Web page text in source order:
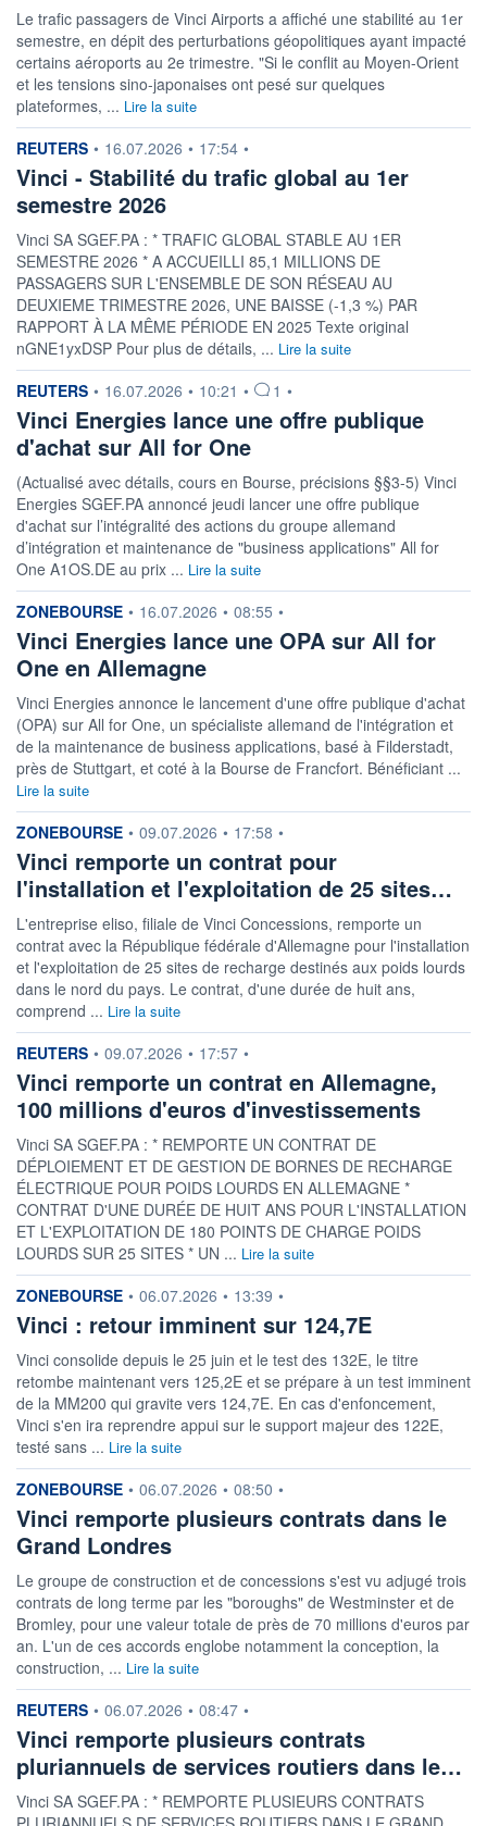
Le trafic passagers de Vinci Airports a affiché une stabilité au 1er
semestre, en dépit des perturbations géopolitiques ayant impacté
certains aéroports au 2e trimestre. "Si le conflit au Moyen-Orient
et les tensions sino-japonaises ont pesé sur quelques
plateformes, ... Lire la suite
information fournie par
REUTERS • 16.07.2026 • 17:54 •
Vinci - Stabilité du trafic global au 1er
semestre 2026
Vinci SA SGEF.PA : * TRAFIC GLOBAL STABLE AU 1ER
SEMESTRE 2026 * A ACCUEILLI 85,1 MILLIONS DE
PASSAGERS SUR L'ENSEMBLE DE SON RÉSEAU AU
DEUXIEME TRIMESTRE 2026, UNE BAISSE (-1,3 %) PAR
RAPPORT À LA MÊME PÉRIODE EN 2025 Texte original
nGNE1yxDSP Pour plus de détails, ... Lire la suite
information fournie par
REUTERS • 16.07.2026 • 10:21 • 1 •
Vinci Energies lance une offre publique
d'achat sur All for One
(Actualisé avec détails, cours en Bourse, précisions §§3-5) Vinci
Energies SGEF.PA annoncé jeudi lancer une offre publique
d'achat sur l’intégralité des actions du groupe allemand
d’intégration et maintenance de "business applications" All for
One A1OS.DE au prix ... Lire la suite
information fournie par
ZONEBOURSE • 16.07.2026 • 08:55 •
Vinci Energies lance une OPA sur All for
One en Allemagne
Vinci Energies annonce le lancement d'une offre publique d'achat
(OPA) sur All for One, un spécialiste allemand de l'intégration et
de la maintenance de business applications, basé à Filderstadt,
près de Stuttgart, et coté à la Bourse de Francfort. Bénéficiant ...
Lire la suite
information fournie par
ZONEBOURSE • 09.07.2026 • 17:58 •
Vinci remporte un contrat pour
l'installation et l'exploitation de 25 sites…
L'entreprise eliso, filiale de Vinci Concessions, remporte un
contrat avec la République fédérale d'Allemagne pour l'installation
et l'exploitation de 25 sites de recharge destinés aux poids lourds
dans le nord du pays. Le contrat, d'une durée de huit ans,
comprend ... Lire la suite
information fournie par
REUTERS • 09.07.2026 • 17:57 •
Vinci remporte un contrat en Allemagne,
100 millions d'euros d'investissements
Vinci SA SGEF.PA : * REMPORTE UN CONTRAT DE
DÉPLOIEMENT ET DE GESTION DE BORNES DE RECHARGE
ÉLECTRIQUE POUR POIDS LOURDS EN ALLEMAGNE *
CONTRAT D'UNE DURÉE DE HUIT ANS POUR L'INSTALLATION
ET L'EXPLOITATION DE 180 POINTS DE CHARGE POIDS
LOURDS SUR 25 SITES * UN ... Lire la suite
information fournie par
ZONEBOURSE • 06.07.2026 • 13:39 •
Vinci : retour imminent sur 124,7E
Vinci consolide depuis le 25 juin et le test des 132E, le titre
retombe maintenant vers 125,2E et se prépare à un test imminent
de la MM200 qui gravite vers 124,7E. En cas d'enfoncement,
Vinci s'en ira reprendre appui sur le support majeur des 122E,
testé sans ... Lire la suite
information fournie par
ZONEBOURSE • 06.07.2026 • 08:50 •
Vinci remporte plusieurs contrats dans le
Grand Londres
Le groupe de construction et de concessions s'est vu adjugé trois
contrats de long terme par les "boroughs" de Westminster et de
Bromley, pour une valeur totale de près de 70 millions d'euros par
an. L'un de ces accords englobe notamment la conception, la
construction, ... Lire la suite
information fournie par
REUTERS • 06.07.2026 • 08:47 •
Vinci remporte plusieurs contrats
pluriannuels de services routiers dans le…
Vinci SA SGEF.PA : * REMPORTE PLUSIEURS CONTRATS